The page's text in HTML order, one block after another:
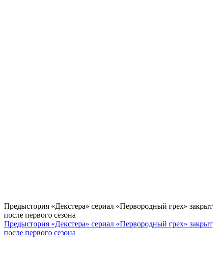
Предыстория «Декстера» сериал «Первородный грех» закрыт
после первого сезона
Предыстория «Декстера» сериал «Первородный грех» закрыт
после первого сезона